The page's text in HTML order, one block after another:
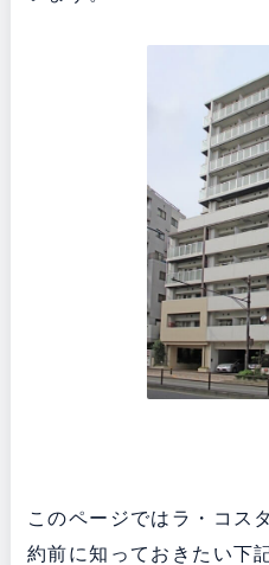
このページではラ・コス
約前に知っておきたい下